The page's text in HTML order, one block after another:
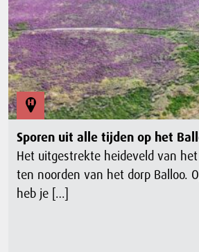
Sporen uit alle tijden op het
Het uitgestrekte heideveld van
ten noorden van het dorp Balloo.
heb je […]